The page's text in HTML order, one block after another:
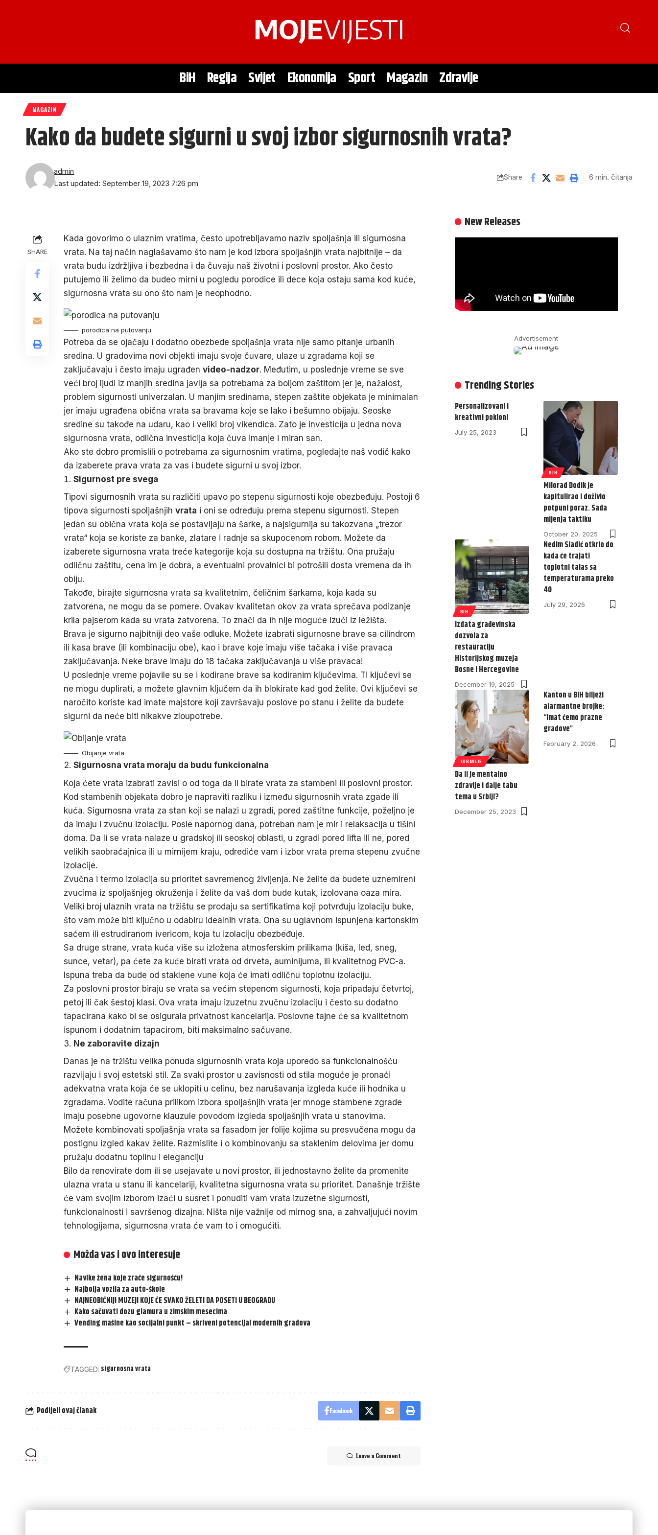
BiH Regija Svijet Ekonomija Sport Magazin Zdravlje
MAGAZIN
Kako da budete sigurni u svoj izbor sigurnosnih vrata?
Last updated: September 19, 2023 7:26 pm
admin
Share 6 min. čitanja
SHARE
Kada govorimo o ulaznim vratima, često upotrebljavamo naziv spoljašnja ili sigurnosna
vrata. Na taj način naglašavamo što nam je kod izbora spoljašnjih vrata najbitnije – da
vrata budu izdržljiva i bezbedna i da čuvaju naš životni i poslovni prostor. Ako često
putujemo ili želimo da budeo mirni u pogledu porodice ili dece koja ostaju sama kod kuće,
sigurnosna vrata su ono što nam je neophodno.
porodica na putovanju
Potreba da se ojačaju i dodatno obezbede spoljašnja vrata nije samo pitanje urbanih
sredina. U gradovima novi objekti imaju svoje čuvare, ulaze u zgradama koji se
zaključavaju i često imaju ugrađen video-nadzor. Međutim, u poslednje vreme se sve
veći broj ljudi iz manjih sredina javlja sa potrebama za boljom zaštitom jer je, nažalost,
problem sigurnosti univerzalan. U manjim sredinama, stepen zaštite objekata je minimalan
jer imaju ugrađena obična vrata sa bravama koje se lako i bešumno obijaju. Seoske
sredine su takođe na udaru, kao i veliki broj vikendica. Zato je investicija u jedna nova
sigurnosna vrata, odlična investicija koja čuva imanje i miran san.
Ako ste dobro promislili o potrebama za sigurnosnim vratima, pogledajte naš vodič kako
da izaberete prava vrata za vas i budete sigurni u svoj izbor.
Sigurnost pre svega
Tipovi sigurnosnih vrata su različiti upavo po stepenu sigurnosti koje obezbeđuju. Postoji 6
tipova sigurnosti spoljašnjih vrata i oni se određuju prema stepenu sigurnosti. Stepen
jedan su obična vrata koja se postavljaju na šarke, a najsigurnija su takozvana „trezor
vrata“ koja se koriste za banke, zlatare i radnje sa skupocenom robom. Možete da
izaberete sigurnosna vrata treće kategorije koja su dostupna na tržištu. Ona pružaju
odličnu zaštitu, cena im je dobra, a eventualni provalnici bi potrošili dosta vremena da ih
obiju.
Takođe, birajte sigurnosna vrata sa kvalitetnim, čeličnim šarkama, koja kada su
zatvorena, ne mogu da se pomere. Ovakav kvalitetan okov za vrata sprečava podizanje
krila pajserom kada su vrata zatvorena. To znači da ih nije moguće izući iz ležišta.
Brava je sigurno najbitniji deo vaše odluke. Možete izabrati sigurnosne brave sa cilindrom
ili kasa brave (ili kombinaciju obe), kao i brave koje imaju više tačaka i više pravaca
zaključavanja. Neke brave imaju do 18 tačaka zaključavanja u više pravaca!
U poslednje vreme pojavile su se i kodirane brave sa kodiranim ključevima. Ti ključevi se
ne mogu duplirati, a možete glavnim ključem da ih blokirate kad god želite. Ovi ključevi se
naročito koriste kad imate majstore koji završavaju poslove po stanu i želite da budete
sigurni da neće biti nikakve zloupotrebe.
Obijanje vrata
Sigurnosna vrata moraju da budu funkcionalna
Koja ćete vrata izabrati zavisi o od toga da li birate vrata za stambeni ili poslovni prostor.
Kod stambenih objekata dobro je napraviti razliku i između sigurnosnih vrata zgade ili
kuća. Sigurnosna vrata za stan koji se nalazi u zgradi, pored zaštitne funkcije, poželjno je
da imaju i zvučnu izolaciju. Posle napornog dana, potreban nam je mir i relaksacija u tišini
doma. Da li se vrata nalaze u gradskoj ili seoskoj oblasti, u zgradi pored lifta ili ne, pored
velikih saobraćajnica ili u mirnijem kraju, odrediće vam i izbor vrata prema stepenu zvučne
izolacije.
Zvučna i termo izolacija su prioritet savremenog življenja. Ne želite da budete uznemireni
zvucima iz spoljašnjeg okruženja i želite da vaš dom bude kutak, izolovana oaza mira.
Veliki broj ulaznih vrata na tržištu se prodaju sa sertifikatima koji potvrđuju izolaciju buke,
što vam može biti ključno u odabiru idealnih vrata. Ona su uglavnom ispunjena kartonskim
saćem ili estrudiranom ivericom, koja tu izolaciju obezbeđuje.
Sa druge strane, vrata kuća više su izložena atmosferskim prilikama (kiša, led, sneg,
sunce, vetar), pa ćete za kuće birati vrata od drveta, auminijuma, ili kvalitetnog PVC-a.
Ispuna treba da bude od staklene vune koja će imati odličnu toplotnu izolaciju.
Za poslovni prostor biraju se vrata sa većim stepenom sigurnosti, koja pripadaju četvrtoj,
petoj ili čak šestoj klasi. Ova vrata imaju izuzetnu zvučnu izolaciju i često su dodatno
tapacirana kako bi se osigurala privatnost kancelarija. Poslovne tajne će sa kvalitetnom
ispunom i dodatnim tapacirom, biti maksimalno sačuvane.
Ne zaboravite dizajn
Danas je na tržištu velika ponuda sigurnosnih vrata koja uporedo sa funkcionalnošću
razvijaju i svoj estetski stil. Za svaki prostor u zavisnosti od stila moguće je pronaći
adekvatna vrata koja će se uklopiti u celinu, bez narušavanja izgleda kuće ili hodnika u
zgradama. Vodite računa prilikom izbora spoljašnjih vrata jer mnoge stambene zgrade
imaju posebne ugovorne klauzule povodom izgleda spoljašnjih vrata u stanovima.
Možete kombinovati spoljašnja vrata sa fasadom jer folije kojima su presvučena mogu da
postignu izgled kakav želite. Razmislite i o kombinovanju sa staklenim delovima jer domu
pružaju dodatnu toplinu i eleganciju
Bilo da renovirate dom ili se usejavate u novi prostor, ili jednostavno želite da promenite
ulazna vrata u stanu ili kancelariji, kvalitetna sigurnosna vrata su prioritet. Današnje tržište
će vam svojim izborom izaći u susret i ponuditi vam vrata izuzetne sigurnosti,
funkcionalnosti i savršenog dizajna. Ništa nije važnije od mirnog sna, a zahvaljujući novim
tehnologijama, sigurnosna vrata će vam to i omogućiti.
Možda vas i ovo interesuje
Navike žena koje zrače sigurnošću!
Najbolja vozila za auto-škole
NAJNEOBIČNIJI MUZEJI KOJE ĆE SVAKO ŽELETI DA POSETI U BEOGRADU
Kako sačuvati dozu glamura u zimskim mesecima
Vending mašine kao socijalni punkt – skriveni potencijal modernih gradova
TAGGED: sigurnosna vrata
Podijeli ovaj članak Facebook
Leave a Comment
New Releases
- Advertisement -
Trending Stories
Personalizovani i
kreativni pokloni
July 25, 2023
BIH
Milorad Dodik je
kapitulirao i doživio
potpuni poraz. Sada
mijenja taktiku
October 20, 2025
BIH
Izdata građevinska
dozvola za
restauraciju
Historijskog muzeja
Bosne i Hercegovine
December 19, 2025
Nedim Sladić otkrio do
kada će trajati
toplotni talas sa
temperaturama preko
40
July 29, 2026
ZDRAVLJE
Da li je mentalno
zdravlje i dalje tabu
tema u Srbiji?
December 25, 2023
Kanton u BiH bilježi
alarmantne brojke:
“Imat ćemo prazne
gradove”
February 2, 2026